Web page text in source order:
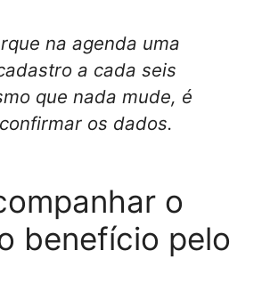
na agenda uma
a cada seis
que nada mude, é
os dados.
o
benefício pelo